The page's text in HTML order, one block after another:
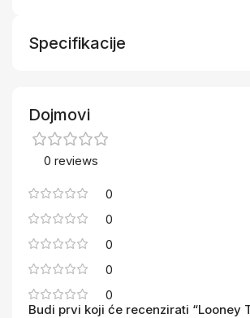
Specifikacije
Dojmovi
0 reviews
0
0
0
0
0
Budi prvi koji će recenzirati “Looney